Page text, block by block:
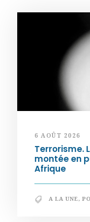
6 AOÛT 2026
Terrorisme.
montée en
Afrique
A LA UNE,